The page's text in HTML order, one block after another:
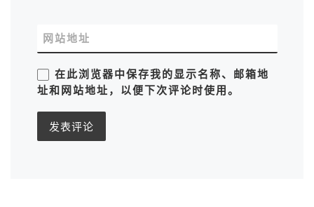
网站地址
在此浏览器中保存我的显示名称、邮箱地
址和网站地址，以便下次评论时使用。